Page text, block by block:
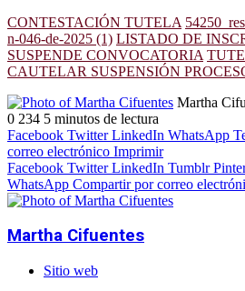
CONTESTACIÓN TUTELA
n-046-de-2025 (1) LISTADO DE
SUSPENDE CONVOCATORIA
CAUTELAR SUSPENSIÓN
Martha
0 234 5 minutos de lectura
Facebook Twitter LinkedIn WhatsApp
correo electrónico Imprimir
Facebook Twitter LinkedIn Tumblr
WhatsApp Compartir por correo
Martha Cifuentes
Sitio web